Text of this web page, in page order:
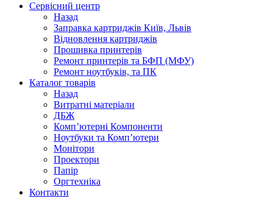
Сервісний центр
Назад
Заправка картриджів Київ, Львів
Відновлення картриджів
Прошивка принтерів
Ремонт принтерів та БФП (МФУ)
Ремонт ноутбуків, та ПК
Каталог товарів
Назад
Витратні матеріали
ДБЖ
Комп’ютерні Компоненти
Ноутбуки та Комп’ютери
Монітори
Проектори
Папір
Оргтехніка
Контакти